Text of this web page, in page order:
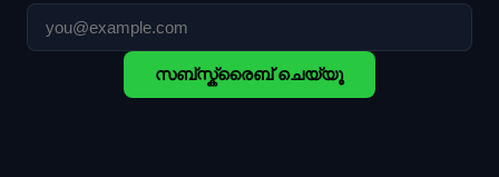
സബ്സ്ക്രൈബ് ചെയ്യൂ